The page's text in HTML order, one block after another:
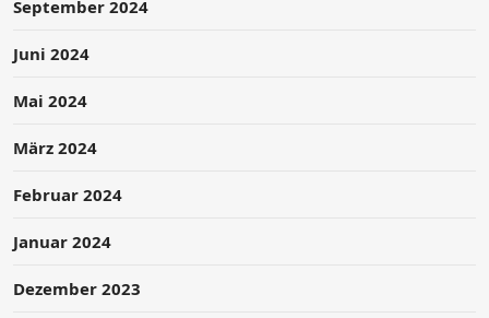
September 2024
Juni 2024
Mai 2024
März 2024
Februar 2024
Januar 2024
Dezember 2023